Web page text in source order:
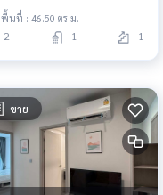
พื้นที่ : 46.50 ตร.ม.
2 1 1
ขาย